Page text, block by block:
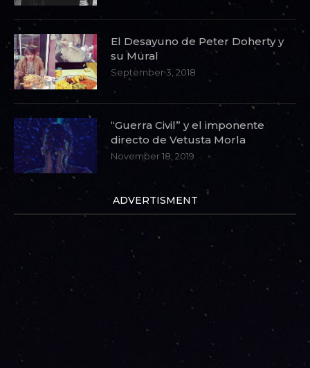
El Desayuno de Peter Doherty y
su Mural
September 3, 2018
“Guerra Civil” y el imponente
directo de Vetusta Morla
November 18, 2019
ADVERTISMENT